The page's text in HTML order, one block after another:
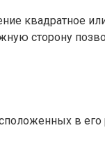
квадратное
сторону
в